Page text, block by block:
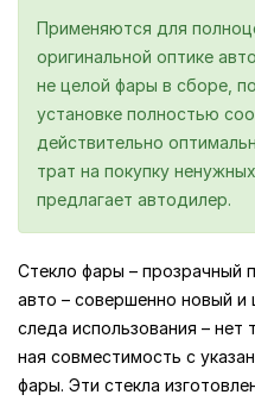
Применяются для
оригинальной оптике
не целой фары в сборе,
установке полностью
действительно
трат на покупку
предлагает автодилер.
Стекло фары – прозрачный
авто – совершенно новый и
следа использования –
ная совместимость с
фары. Эти стекла